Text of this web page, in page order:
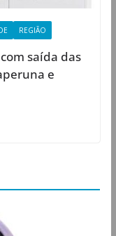
REGIÃO
saída das
e